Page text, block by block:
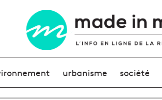
urbanisme société